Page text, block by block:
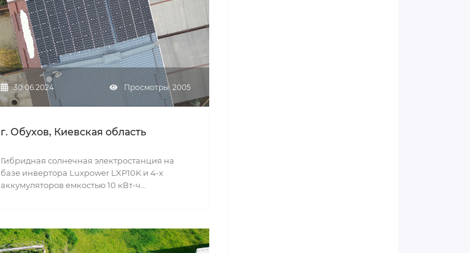
30.06.2024 Просмотры: 2005
г. Обухов, Киевская область
Гибридная солнечная электростанция на
базе инвертора Luxpower LXP10K и 4-х
аккумуляторов емкостью 10 кВт-ч...